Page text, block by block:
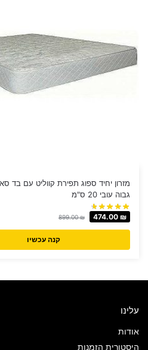
מזרון יחיד ספוג תפירת קווליט עם בד
גבוה עובי 20 ס"מ
899.00₪ 474.00 ₪
קנה עכשיו
עלינו
אודות
היסטורית הזמנות